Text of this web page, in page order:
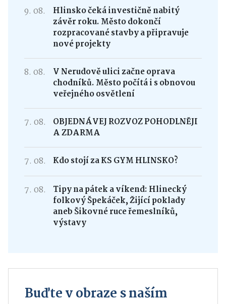
9. 08.
Hlinsko čeká investičně nabitý
závěr roku. Město dokončí
rozpracované stavby a připravuje
nové projekty
8. 08.
V Nerudově ulici začne oprava
chodníků. Město počítá i s obnovou
veřejného osvětlení
7. 08.
OBJEDNÁVEJ ROZVOZ POHODLNĚJI
A ZDARMA
7. 08. Kdo stojí za KS GYM HLINSKO?
7. 08.
Tipy na pátek a víkend: Hlinecký
folkový Špekáček, Žijící poklady
aneb Šikovné ruce řemeslníků,
výstavy
Buďte v obraze s naším